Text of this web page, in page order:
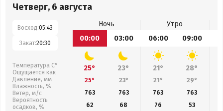
Четверг, 6 августа
Восход:05:43
Закат:20:30
Температура С°
Ощущается как
Давление, мм
Влажность, %
Ветер, м/с
Вероятность
осадков, %
Ночь
Утро
00:00
03:00 06:00 09:00
25° 23° 21° 28°
25° 23° 21° 29°
763
763 763 763
62
68 76
53